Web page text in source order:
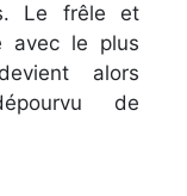
Le frêle et
avec le plus
alors
de